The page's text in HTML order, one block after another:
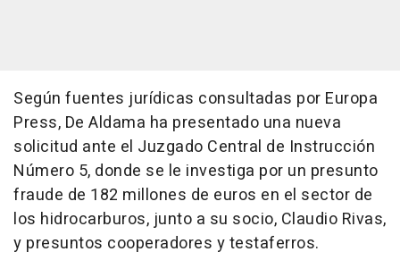
Según fuentes jurídicas consultadas por Europa
Press, De Aldama ha presentado una nueva
solicitud ante el Juzgado Central de Instrucción
Número 5, donde se le investiga por un presunto
fraude de 182 millones de euros en el sector de
los hidrocarburos, junto a su socio, Claudio Rivas,
y presuntos cooperadores y testaferros.